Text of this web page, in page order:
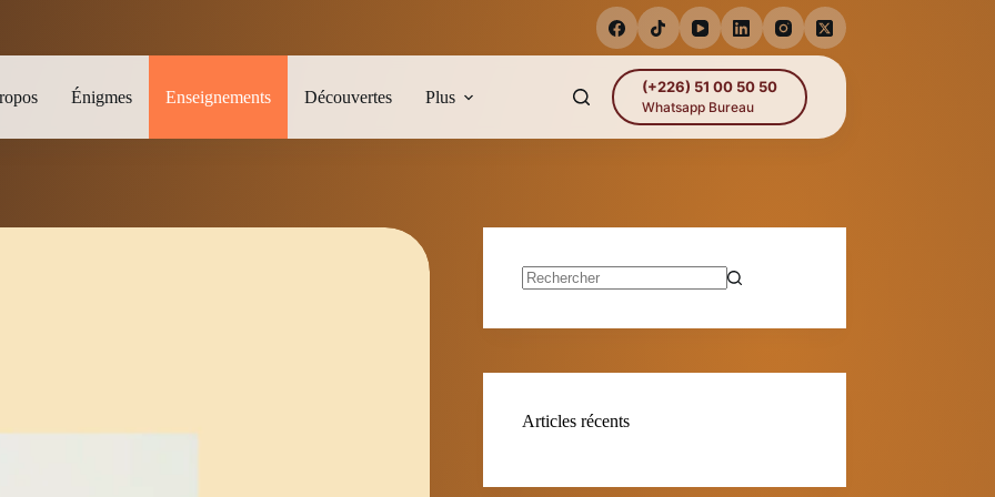
Énigmes Enseignements Découvertes Plus
(+226) 51 00 50 50
Whatsapp Bureau
Articles récents